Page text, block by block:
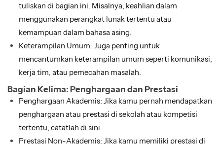
tuliskan di bagian ini. Misalnya, keahlian dalam
menggunakan perangkat lunak tertentu atau
kemampuan dalam bahasa asing.
Keterampilan Umum: Juga penting untuk
mencantumkan keterampilan umum seperti komunikasi,
kerja tim, atau pemecahan masalah.
Bagian Kelima: Penghargaan dan Prestasi
Penghargaan Akademis: Jika kamu pernah mendapatkan
penghargaan atau prestasi di sekolah atau kompetisi
tertentu, catatlah di sini.
Prestasi Non-Akademis: Jika kamu memiliki prestasi di